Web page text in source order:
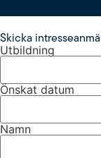
Skicka
Utbildning
Önskat datum
Namn